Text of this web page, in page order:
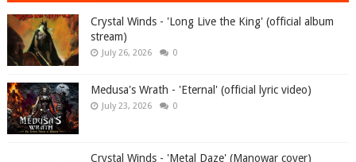
Crystal Winds - 'Long Live the King' (official album
stream)
July 26, 2026 0
Medusa's Wrath - 'Eternal' (official lyric video)
July 23, 2026 0
Crystal Winds - 'Metal Daze' (Manowar cover)